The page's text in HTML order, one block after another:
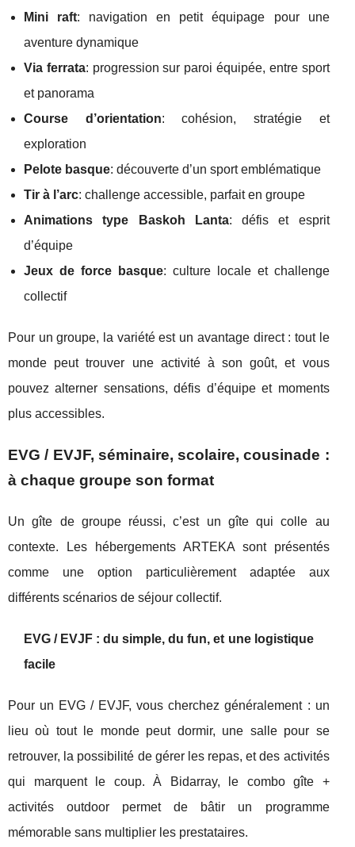
Mini raft: navigation en petit équipage pour une
aventure dynamique
Via ferrata: progression sur paroi équipée, entre sport
et panorama
Course d’orientation: cohésion, stratégie et
exploration
Pelote basque: découverte d’un sport emblématique
Tir à l’arc: challenge accessible, parfait en groupe
Animations type Baskoh Lanta: défis et esprit
d’équipe
Jeux de force basque: culture locale et challenge
collectif
Pour un groupe, la variété est un avantage direct : tout le
monde peut trouver une activité à son goût, et vous
pouvez alterner sensations, défis d’équipe et moments
plus accessibles.
EVG / EVJF, séminaire, scolaire, cousinade :
à chaque groupe son format
Un gîte de groupe réussi, c’est un gîte qui colle au
contexte. Les hébergements ARTEKA sont présentés
comme une option particulièrement adaptée aux
différents scénarios de séjour collectif.
EVG / EVJF : du simple, du fun, et une logistique
facile
Pour un EVG / EVJF, vous cherchez généralement : un
lieu où tout le monde peut dormir, une salle pour se
retrouver, la possibilité de gérer les repas, et des activités
qui marquent le coup. À Bidarray, le combo gîte +
activités outdoor permet de bâtir un programme
mémorable sans multiplier les prestataires.